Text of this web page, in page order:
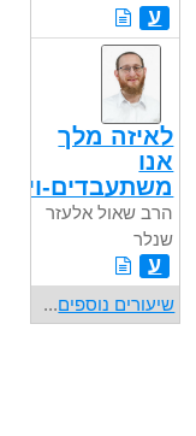
ע
לאיזה מלך
אנו
משתעבדים-
הרב שאול אלעזר
שנלר
ע
שיעורים נוספים...